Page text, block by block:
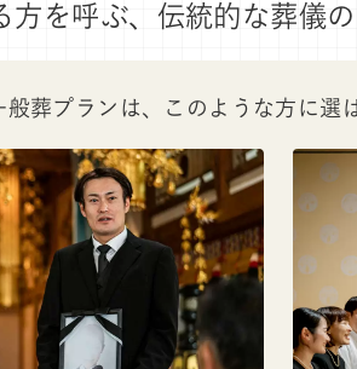
を呼ぶ、 伝統的な葬儀
葬プランは、このような方に選